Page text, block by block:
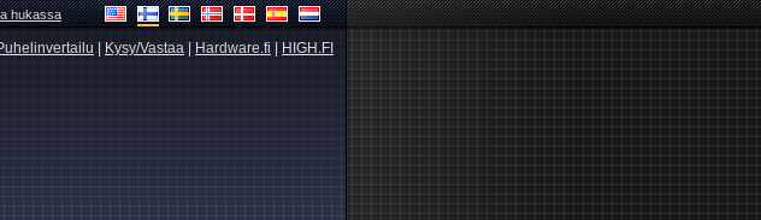
hukassa
Kysy/Vastaa Hardware.fi HIGH.FI